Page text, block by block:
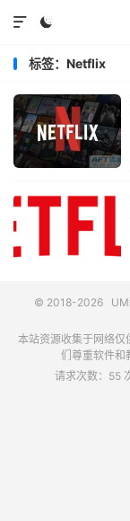


标签：Netflix
© 2018-2026
本站资源收集于网络仅
们尊重软件和
请求次数：55